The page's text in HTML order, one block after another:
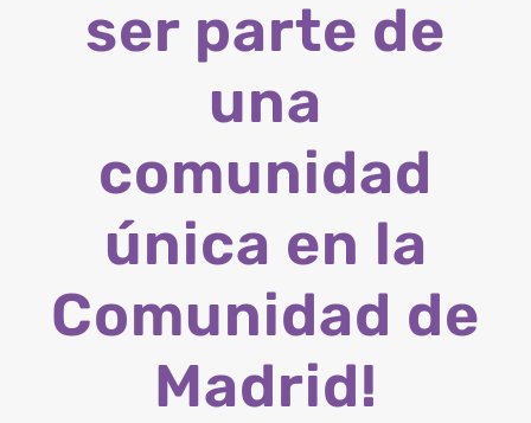
ser parte de
una
comunidad
única en la
Comunidad de
Madrid!